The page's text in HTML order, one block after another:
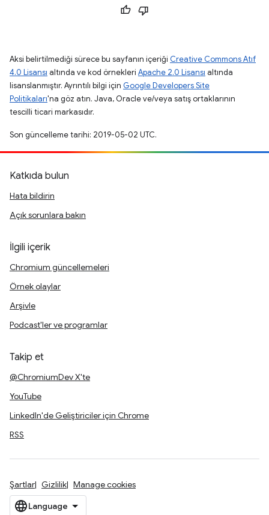
Aksi belirtilmediği sürece bu sayfanın içeriği Creative Commons Atıf
4.0 Lisansı altında ve kod örnekleri Apache 2.0 Lisansı altında
lisanslanmıştır. Ayrıntılı bilgi için Google Developers Site
Politikaları'na göz atın. Java, Oracle ve/veya satış ortaklarının
tescilli ticari markasıdır.
Son güncelleme tarihi: 2019-05-02 UTC.
Katkıda bulun
Hata bildirin
Açık sorunlara bakın
İlgili içerik
Chromium güncellemeleri
Örnek olaylar
Arşivle
Podcast'ler ve programlar
Takip et
@ChromiumDev X'te
YouTube
LinkedIn'de Geliştiriciler için Chrome
RSS
Şartlar Gizlilik Manage cookies